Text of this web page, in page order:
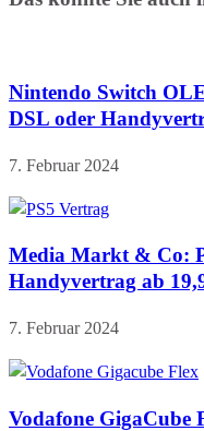
Nintendo Switch
DSL oder
7. Februar 2024
Media Markt & Co:
Handyvertrag ab
7. Februar 2024
Vodafone GigaCube